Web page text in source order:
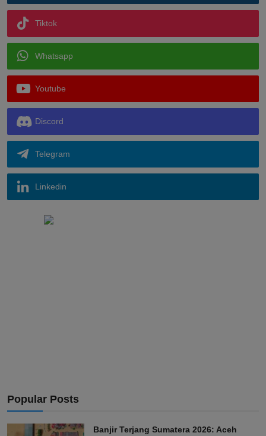
Tiktok
Whatsapp
Youtube
Discord
Telegram
Linkedin
Popular Posts
Banjir Terjang Sumatera 2026: Aceh